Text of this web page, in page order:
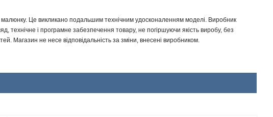
малюнку. Це викликано подальшим технічним удосконаленням моделі. Виробник
технічне і програмне забезпечення товару, не погіршуючи якість виробу, без
Магазин не несе відповідальність за зміни, внесені виробником.